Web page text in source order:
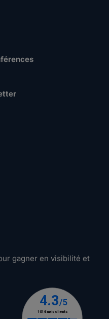
gagner en visibilité et